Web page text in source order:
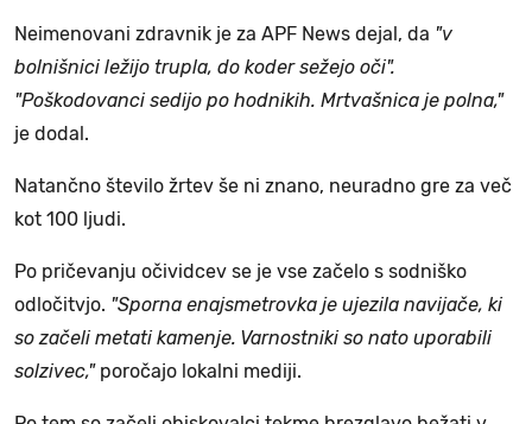
Neimenovani zdravnik je za APF News dejal, da "v
bolnišnici ležijo trupla, do koder sežejo oči".
"Poškodovanci sedijo po hodnikih. Mrtvašnica je polna,"
je dodal.
Natančno število žrtev še ni znano, neuradno gre za več
kot 100 ljudi.
Po pričevanju očividcev se je vse začelo s sodniško
odločitvjo. "Sporna enajsmetrovka je ujezila navijače, ki
so začeli metati kamenje. Varnostniki so nato uporabili
solzivec," poročajo lokalni mediji.